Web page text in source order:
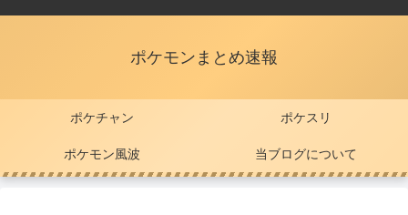
ポケモンまとめ速報
ポケチャン ポケスリ
ポケモン風波 当ブログについて